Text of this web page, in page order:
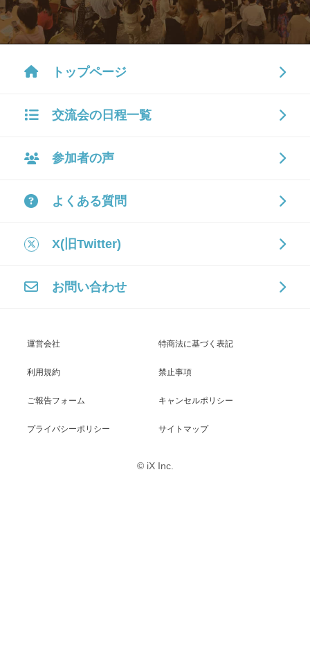
トップページ
交流会の日程一覧
参加者の声
よくある質問
X(旧Twitter)
お問い合わせ
運営会社 特商法に基づく表記
利用規約 禁止事項
ご報告フォーム キャンセルポリシー
プライバシーポリシー サイトマップ
© iX Inc.